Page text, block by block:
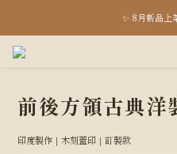
台中店 8月開放日：8/15、16、17、29
✨ 8月新品上
前後方領古典洋
印度製作｜木刻蓋印｜訂製款